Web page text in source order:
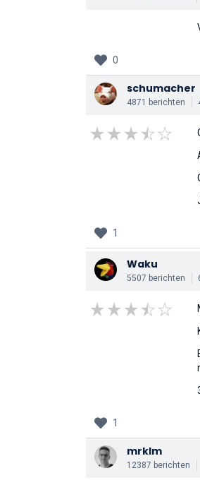
0
schumacher
4871 berichten
1
Waku
5507 berichten
1
mrklm
12387 berichten